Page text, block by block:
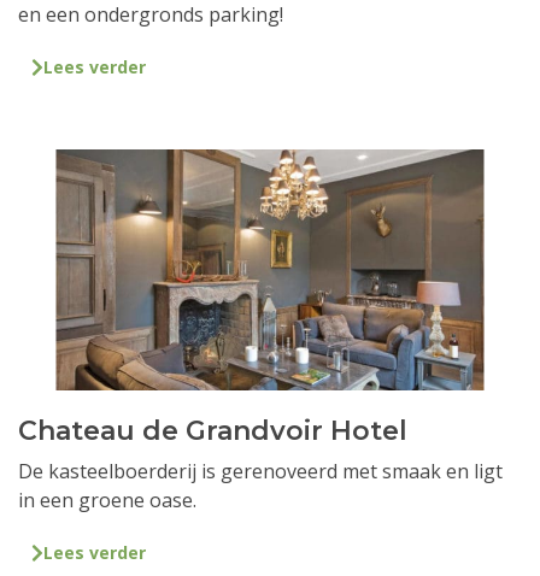
en een ondergronds parking!
Lees verder
Chateau de Grandvoir Hotel
De kasteelboerderij is gerenoveerd met smaak en ligt
in een groene oase.
Lees verder